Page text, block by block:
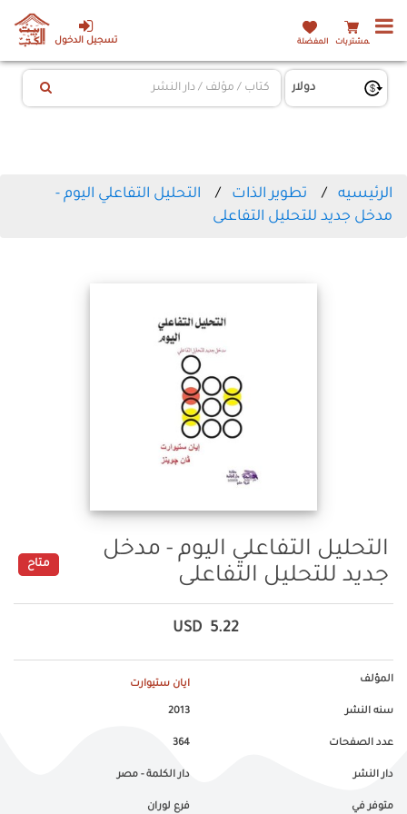
تسجيل الدخول المشتريات المفضلة
الرئيسيه تطوير الذات
التحليل التفاعلي اليوم -
مدخل جديد للتحليل التفاعلى
التحليل التفاعلي اليوم - مدخل
جديد للتحليل التفاعلى
متاح
5.22
USD
المؤلف ايان ستيوارت
سنه النشر 2013
عدد الصفحات 364
دار النشر دار الكلمة - مصر
متوفر في فرع لوران